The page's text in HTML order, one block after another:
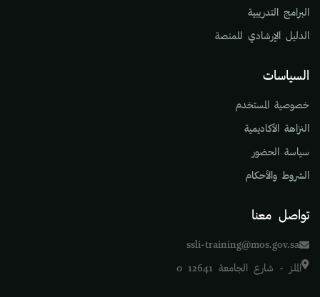
البرامج التدريبية
الدليل الإرشادي للمنصة
السياسات
خصوصية المستخدم
النزاهة الأكاديمية
سياسة الحضور
الشروط والأحكام
تواصل معنا
ssli-training@mos.gov.sa
الملز - شارع الجامعة 12641 0